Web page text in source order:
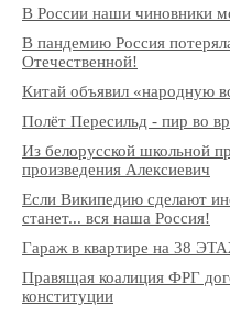
В России наши чиновники
В пандемию Россия
Отечественной!
Китай объявил «народную
Полёт Пересильд - пир во
Из белорусской школьной
произведения Алексиевич
Если Википедию сделают
станет... вся наша Россия!
Гараж в квартире на 38
Правящая коалиция ФРГ
конституции